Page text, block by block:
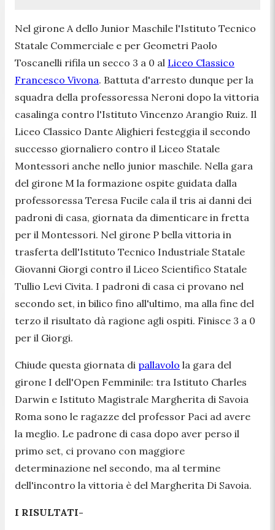
Nel girone A dello Junior Maschile l'Istituto Tecnico
Statale Commerciale e per Geometri Paolo
Toscanelli rifila un secco 3 a 0 al Liceo Classico
Francesco Vivona. Battuta d'arresto dunque per la
squadra della professoressa Neroni dopo la vittoria
casalinga contro l'Istituto Vincenzo Arangio Ruiz. Il
Liceo Classico Dante Alighieri festeggia il secondo
successo giornaliero contro il Liceo Statale
Montessori anche nello junior maschile. Nella gara
del girone M la formazione ospite guidata dalla
professoressa Teresa Fucile cala il tris ai danni dei
padroni di casa, giornata da dimenticare in fretta
per il Montessori. Nel girone P bella vittoria in
trasferta dell'Istituto Tecnico Industriale Statale
Giovanni Giorgi contro il Liceo Scientifico Statale
Tullio Levi Civita. I padroni di casa ci provano nel
secondo set, in bilico fino all'ultimo, ma alla fine del
terzo il risultato dà ragione agli ospiti. Finisce 3 a 0
per il Giorgi.
Chiude questa giornata di pallavolo la gara del
girone I dell'Open Femminile: tra Istituto Charles
Darwin e Istituto Magistrale Margherita di Savoia
Roma sono le ragazze del professor Paci ad avere
la meglio. Le padrone di casa dopo aver perso il
primo set, ci provano con maggiore
determinazione nel secondo, ma al termine
dell'incontro la vittoria è del Margherita Di Savoia.
I RISULTATI-